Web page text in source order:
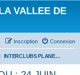
VALLEE DE
Connexion
Inscription
INTERCLUBS PLANEUR VISSOU : 24 JUIN 2017